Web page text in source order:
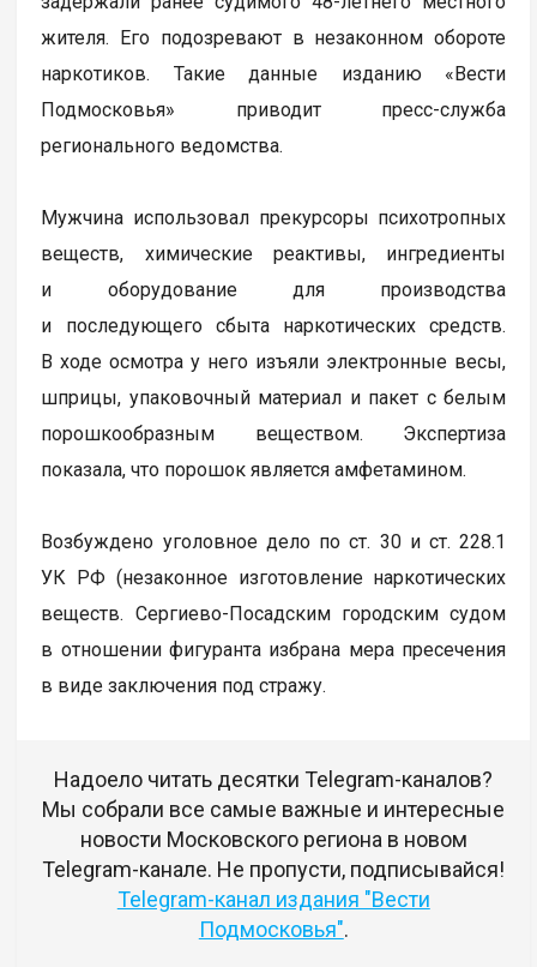
жителя. Его подозревают в незаконном обороте
наркотиков. Такие данные изданию «Вести
Подмосковья» приводит пресс-служба
регионального ведомства.
Мужчина использовал прекурсоры психотропных
веществ, химические реактивы, ингредиенты
и оборудование для производства
и последующего сбыта наркотических средств.
В ходе осмотра у него изъяли электронные весы,
шприцы, упаковочный материал и пакет с белым
порошкообразным веществом. Экспертиза
показала, что порошок является амфетамином.
Возбуждено уголовное дело по ст. 30 и ст. 228.1
УК РФ (незаконное изготовление наркотических
веществ. Сергиево-Посадским городским судом
в отношении фигуранта избрана мера пресечения
в виде заключения под стражу.
Надоело читать десятки Telegram-каналов?
Мы собрали все самые важные и интересные
новости Московского региона в новом
Telegram-канале. Не пропусти, подписывайся!
Telegram-канал издания "Вести
Подмосковья".